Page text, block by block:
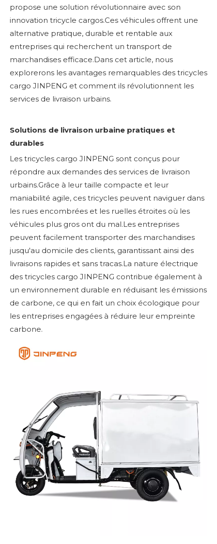
propose une solution révolutionnaire avec son
innovation tricycle cargos.Ces véhicules offrent une
alternative pratique, durable et rentable aux
entreprises qui recherchent un transport de
marchandises efficace.Dans cet article, nous
explorerons les avantages remarquables des tricycles
cargo JINPENG et comment ils révolutionnent les
services de livraison urbains.
Solutions de livraison urbaine pratiques et
durables
Les tricycles cargo JINPENG sont conçus pour
répondre aux demandes des services de livraison
urbains.Grâce à leur taille compacte et leur
maniabilité agile, ces tricycles peuvent naviguer dans
les rues encombrées et les ruelles étroites où les
véhicules plus gros ont du mal.Les entreprises
peuvent facilement transporter des marchandises
jusqu'au domicile des clients, garantissant ainsi des
livraisons rapides et sans tracas.La nature électrique
des tricycles cargo JINPENG contribue également à
un environnement durable en réduisant les émissions
de carbone, ce qui en fait un choix écologique pour
les entreprises engagées à réduire leur empreinte
carbone.